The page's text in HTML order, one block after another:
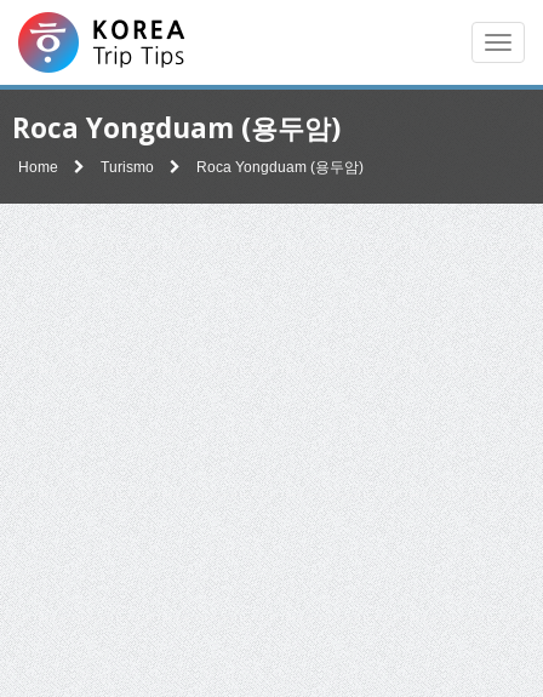
Roca Yongduam (용두암)
Home Turismo Roca Yongduam (용두암)